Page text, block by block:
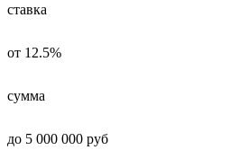
ставка
от 12.5%
сумма
до 5 000 000 руб